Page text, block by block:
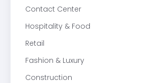
Contact Center
Hospitality & Food
Retail
Fashion & Luxury
Construction